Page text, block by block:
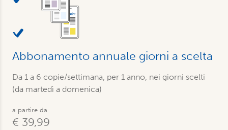
Abbonamento annuale giorni a scelta
Da 1 a 6 copie/settimana, per 1 anno, nei giorni scelti
(da martedì a domenica)
a partire da
€ 39,99